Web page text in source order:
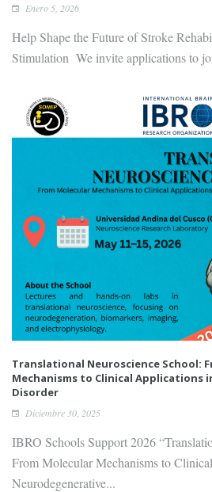
Enero 5, 2026
Help Shape the Future of Stroke
Stimulation We invite applications to
Translational Neuroscience School:
Mechanisms to Clinical Applications
Disorder
Diciembre 30, 2025
IBRO Schools Support 2026
From Molecular Mechanisms to
Neurodegenerative...